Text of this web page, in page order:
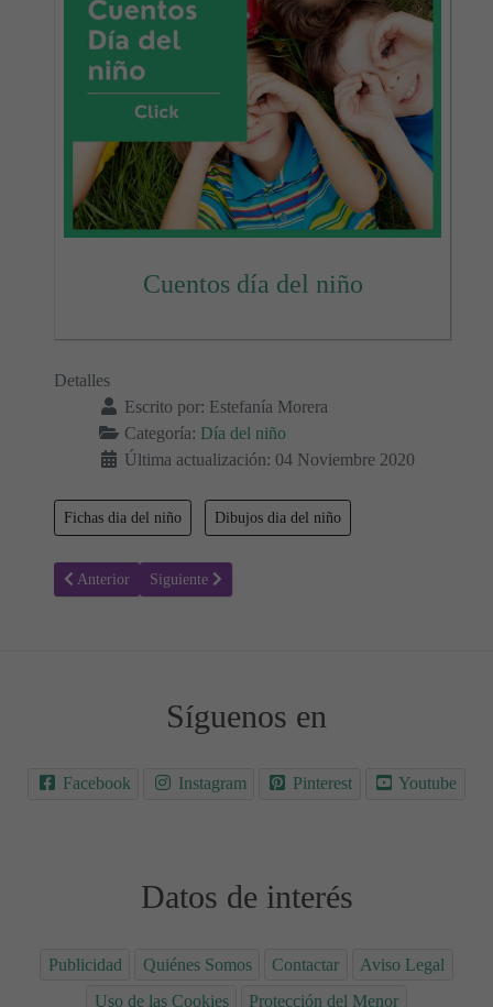
Cuentos día del niño
Detalles
Escrito por: Estefanía Morera
Categoría: Día del niño
Última actualización: 04 Noviembre 2020
Fichas dia del niño Dibujos dia del niño
Artículo anterior: Derecho a no ser explotados - Fichas día del niño
Anterior Artículo siguiente: Todos somos iguales sin
Siguiente
Síguenos en
Facebook Instagram Pinterest Youtube
Datos de interés
Publicidad Quiénes Somos Contactar
Aviso Legal
Uso de las Cookies
Protección del Menor